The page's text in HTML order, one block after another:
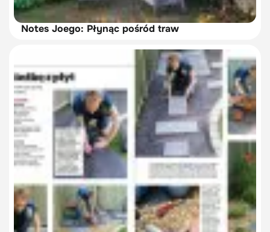
Notes Joego: Płynąc pośród traw